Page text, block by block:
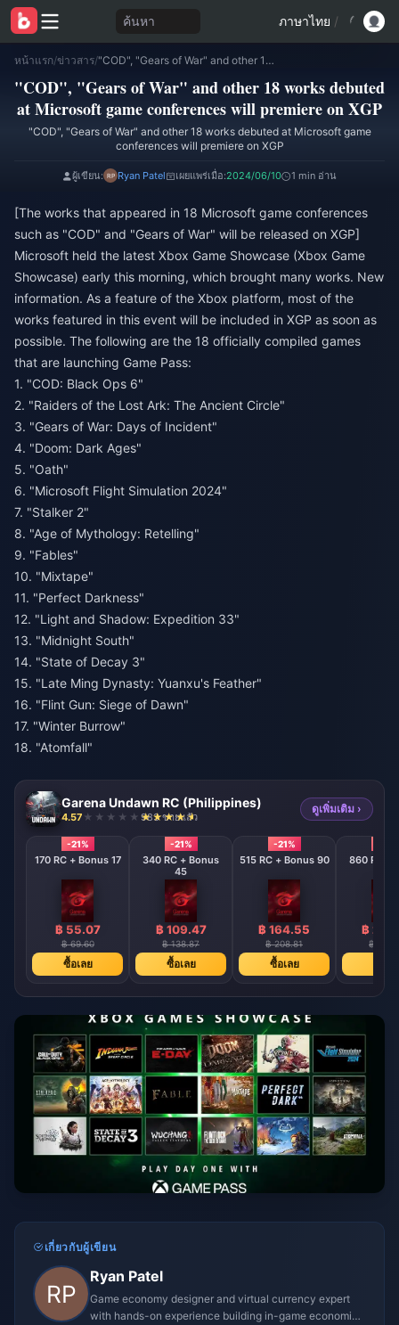
ค้นหา ภาษาไทย /
หน้าแรก/ข่าวสาร/ "COD", "Gears of War" and other 18 works debuted at Microsoft game conferences will premiere on XGP
"COD", "Gears of War" and other 18 works debuted
at Microsoft game conferences will premiere on XGP
"COD", "Gears of War" and other 18 works debuted at Microsoft game
conferences will premiere on XGP
ผู้เขียน: Ryan Patel เผยแพร่เมื่อ:2024/06/10 1 min อ่าน
[The works that appeared in 18 Microsoft game conferences
such as "COD" and "Gears of War" will be released on XGP]
Microsoft held the latest Xbox Game Showcase (Xbox Game
Showcase) early this morning, which brought many works. New
information. As a feature of the Xbox platform, most of the
works featured in this event will be included in XGP as soon as
possible. The following are the 18 officially compiled games
that are launching Game Pass:
1. "COD: Black Ops 6"
2. "Raiders of the Lost Ark: The Ancient Circle"
3. "Gears of War: Days of Incident"
4. "Doom: Dark Ages"
5. "Oath"
6. "Microsoft Flight Simulation 2024"
7. "Stalker 2"
8. "Age of Mythology: Retelling"
9. "Fables"
10. "Mixtape"
11. "Perfect Darkness"
12. "Light and Shadow: Expedition 33"
13. "Midnight South"
14. "State of Decay 3"
15. "Late Ming Dynasty: Yuanxu's Feather"
16. "Flint Gun: Siege of Dawn"
17. "Winter Burrow"
18. "Atomfall"
Garena Undawn RC (Philippines)
4.57 983 ขายแล้ว
ดูเพิ่มเติม ›
-21%
170 RC + Bonus 17
฿ 55.07
฿ 69.60
ซื้อเลย
-21%
340 RC + Bonus
45
฿ 109.47
฿ 138.87
ซื้อเลย
-21%
515 RC + Bonus 90
฿ 164.55
฿ 208.81
ซื้อเลย
860 RC +
฿
฿
เกี่ยวกับผู้เขียน
Ryan Patel
Game economy designer and virtual currency expert
with hands-on experience building in-game economies